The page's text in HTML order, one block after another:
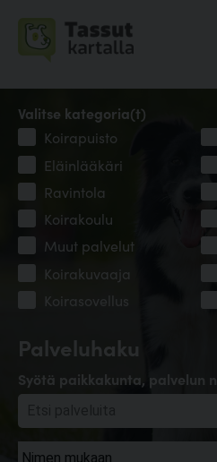
Palveluhaku
Syötä paikkakunta, palvelun
Valitse kategoria(t)
Koirapuisto
Eläinlääkäri
Ravintola
Koirakoulu
Muut palvelut
Koirakuvaaja
Koirasovellus